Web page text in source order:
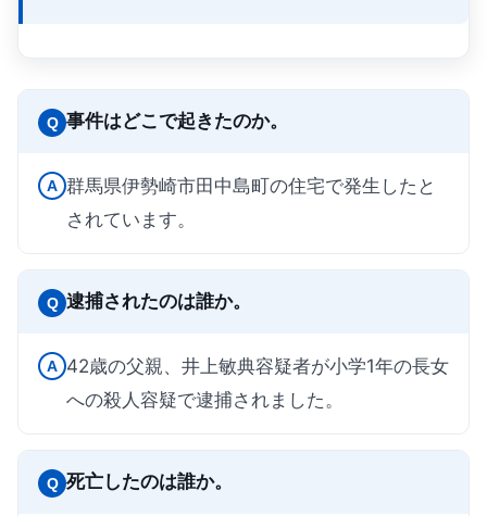
Q 事件はどこで起きたのか。
A 群馬県伊勢崎市田中島町の住宅で発生したと
されています。
Q 逮捕されたのは誰か。
A 42歳の父親、井上敏典容疑者が小学1年の長女
への殺人容疑で逮捕されました。
Q 死亡したのは誰か。